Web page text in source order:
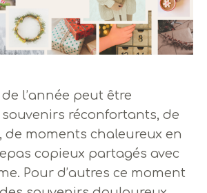
l’année peut être
réconfortants, de
de moments chaleureux en
copieux partagés avec
Pour d’autres ce moment